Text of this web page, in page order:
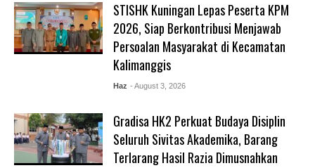
STISHK Kuningan Lepas Peserta KPM
2026, Siap Berkontribusi Menjawab
Persoalan Masyarakat di Kecamatan
Kalimanggis
Haz - August 3, 2026
Gradisa HK2 Perkuat Budaya Disiplin
Seluruh Sivitas Akademika, Barang
Terlarang Hasil Razia Dimusnahkan